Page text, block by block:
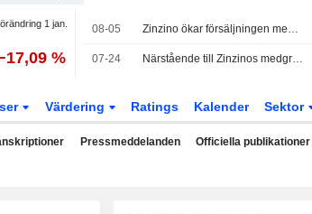
1 jan.
%
08-05 Zinzino ökar försäljningen med 20 procent i juli
07-24 Närstående till Zinzinos medgrundare köper aktier för 1,9 miljoner kronor
Värdering Ratings Kalender Sektor
Pressmeddelanden Officiella publikationer